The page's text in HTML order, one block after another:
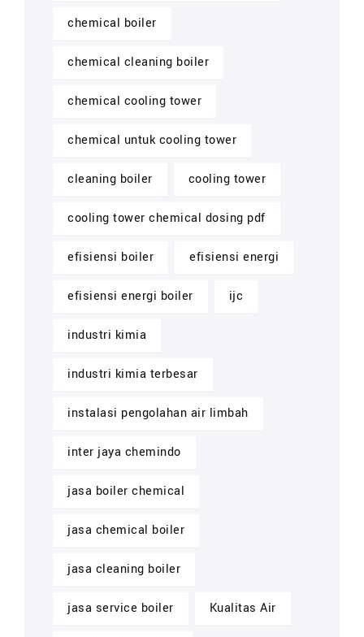
chemical boiler
chemical cleaning boiler
chemical cooling tower
chemical untuk cooling tower
cleaning boiler cooling tower
cooling tower chemical dosing pdf
efisiensi boiler efisiensi energi
efisiensi energi boiler ijc
industri kimia
industri kimia terbesar
instalasi pengolahan air limbah
inter jaya chemindo
jasa boiler chemical
jasa chemical boiler
jasa cleaning boiler
jasa service boiler Kualitas Air